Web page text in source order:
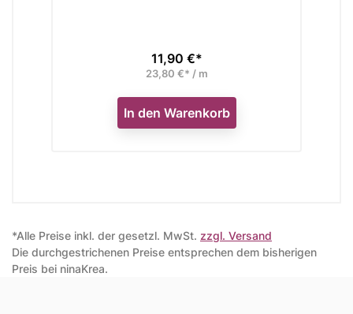
Preis
11,90 €*
23,80 €* / m
In den Warenkorb
*Alle Preise inkl. der gesetzl. MwSt. zzgl. Versand
Die durchgestrichenen Preise entsprechen dem bisherigen
Preis bei ninaKrea.